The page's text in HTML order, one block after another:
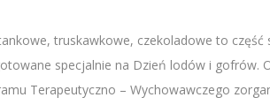
truskawkowe, czekoladowe to
specjalnie na Dzień lodów i gofrów.
Terapeutyczno – Wychowawczego